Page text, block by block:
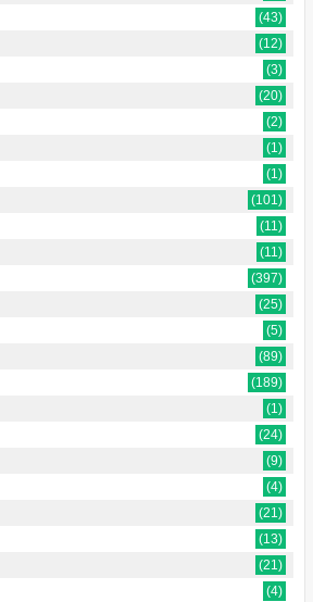
(43)
(12)
(3)
(20)
(2)
(1)
(1)
(101)
(11)
(11)
(397)
(25)
(5)
(89)
(189)
(1)
(24)
(9)
(4)
(21)
(13)
(21)
(4)